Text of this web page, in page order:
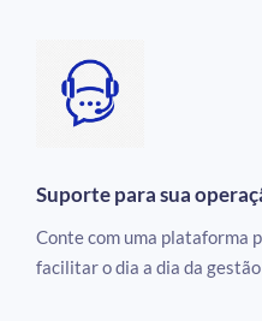
Suporte para sua
Conte com uma plataforma
facilitar o dia a dia da